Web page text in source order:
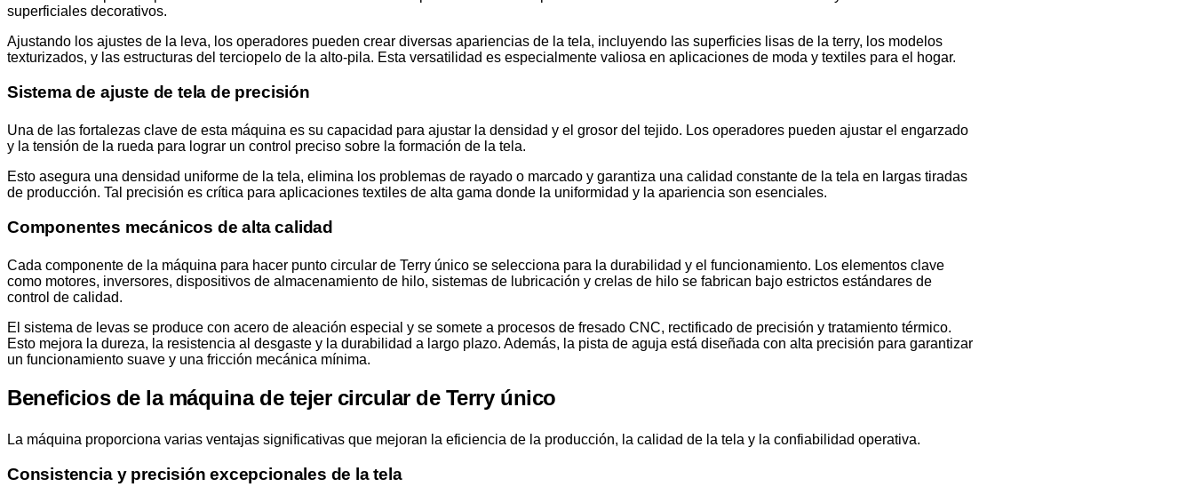
superficiales decorativos.
Ajustando los ajustes de la leva, los operadores pueden crear diversas apariencias de la tela, incluyendo las superficies lisas de la terry, los modelos
texturizados, y las estructuras del terciopelo de la alto-pila. Esta versatilidad es especialmente valiosa en aplicaciones de moda y textiles para el hogar.
Sistema de ajuste de tela de precisión
Una de las fortalezas clave de esta máquina es su capacidad para ajustar la densidad y el grosor del tejido. Los operadores pueden ajustar el engarzado
y la tensión de la rueda para lograr un control preciso sobre la formación de la tela.
Esto asegura una densidad uniforme de la tela, elimina los problemas de rayado o marcado y garantiza una calidad constante de la tela en largas tiradas
de producción. Tal precisión es crítica para aplicaciones textiles de alta gama donde la uniformidad y la apariencia son esenciales.
Componentes mecánicos de alta calidad
Cada componente de la máquina para hacer punto circular de Terry único se selecciona para la durabilidad y el funcionamiento. Los elementos clave
como motores, inversores, dispositivos de almacenamiento de hilo, sistemas de lubricación y crelas de hilo se fabrican bajo estrictos estándares de
control de calidad.
El sistema de levas se produce con acero de aleación especial y se somete a procesos de fresado CNC, rectificado de precisión y tratamiento térmico.
Esto mejora la dureza, la resistencia al desgaste y la durabilidad a largo plazo. Además, la pista de aguja está diseñada con alta precisión para garantizar
un funcionamiento suave y una fricción mecánica mínima.
Beneficios de la máquina de tejer circular de Terry único
La máquina proporciona varias ventajas significativas que mejoran la eficiencia de la producción, la calidad de la tela y la confiabilidad operativa.
Consistencia y precisión excepcionales de la tela